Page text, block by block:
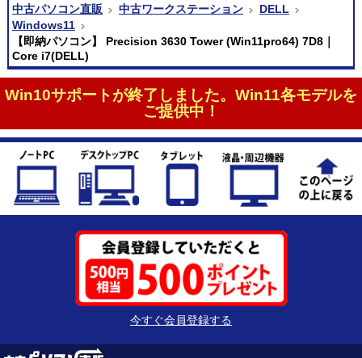
中古パソコン直販
中古ワークステーション
DELL
Windows11
【即納パソコン】 Precision 3630 Tower (Win11pro64) 7D8｜
Core i7(DELL)
Win10サポートが終了しました。Win11各モデルを
ご提供中！
今すぐ会員登録する